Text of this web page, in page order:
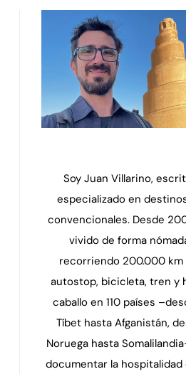
Soy Juan Villarino,
especializado en
convencionales. Desde
vivido de forma
recorriendo 200.000
autostop, bicicleta, tren y
caballo en 110 países
Tíbet hasta Afganistán,
Noruega hasta
documentar la hospitalidad